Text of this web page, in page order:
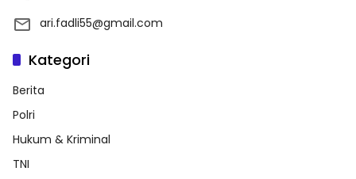
ari.fadli55@gmail.com
Kategori
Berita
Polri
Hukum & Kriminal
TNI